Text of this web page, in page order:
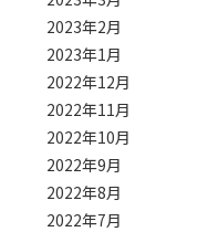
2023年2月
2023年1月
2022年12月
2022年11月
2022年10月
2022年9月
2022年8月
2022年7月